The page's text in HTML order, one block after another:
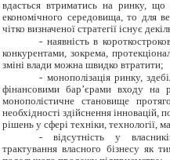
вдасться втриматись на ринку, що
економічного середовища, то для
чітко визначеної стратегії існує
- наявність в
конкурентами, зокрема,
зміні влади можна швидко втратити;
- монополізація ринку,
фінансовими бар’єрами входу на
монополістичне становище
необхідності здійснення
рішень у сфері техніки, технології,
-
відсутність у
трактування власного бізнесу як